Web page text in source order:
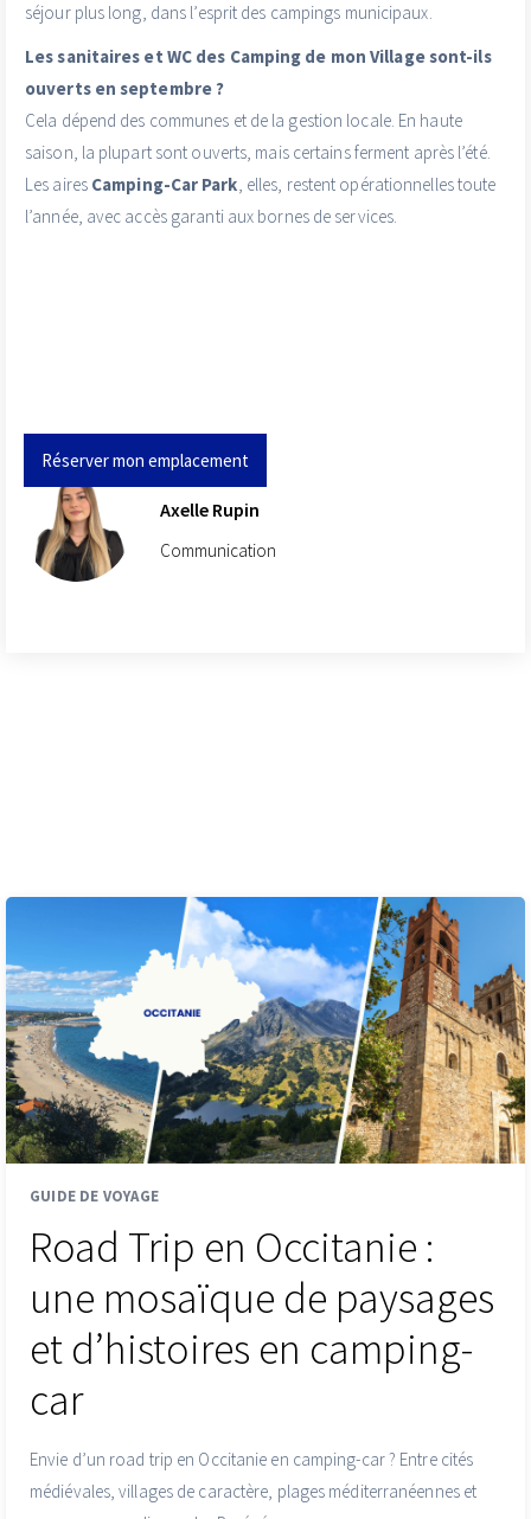
séjour plus long, dans l’esprit des campings municipaux.
Les sanitaires et WC des Camping de mon Village sont-ils
ouverts en septembre ?
Cela dépend des communes et de la gestion locale. En haute
saison, la plupart sont ouverts, mais certains ferment après l’été.
Les aires Camping-Car Park, elles, restent opérationnelles toute
l’année, avec accès garanti aux bornes de services.
Réserver mon emplacement
Axelle Rupin
Communication
GUIDE DE VOYAGE
Road Trip en Occitanie :
une mosaïque de paysages
et d’histoires en camping-
car
Envie d’un road trip en Occitanie en camping-car ? Entre cités
médiévales, villages de caractère, plages méditerranéennes et